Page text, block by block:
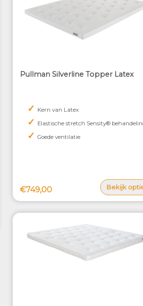
Pullman Silverline Topper Latex
✓ Kern van Latex
✓ Elastische stretch Sensity®
✓ Goede ventilatie
€749,00 Bekijk